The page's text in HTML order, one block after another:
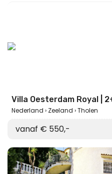
Villa Oesterdam Royal |
Nederland Zeeland Tholen
vanaf € 550,-